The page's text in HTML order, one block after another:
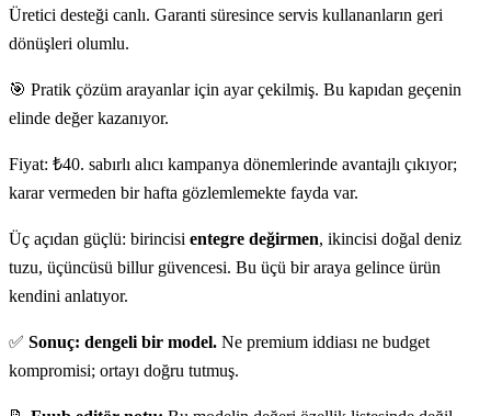
Üretici desteği canlı. Garanti süresince servis kullananların geri
dönüşleri olumlu.
🎯 Pratik çözüm arayanlar için ayar çekilmiş. Bu kapıdan geçenin
elinde değer kazanıyor.
Fiyat: ₺40. sabırlı alıcı kampanya dönemlerinde avantajlı çıkıyor;
karar vermeden bir hafta gözlemlemekte fayda var.
Üç açıdan güçlü: birincisi entegre değirmen, ikincisi doğal deniz
tuzu, üçüncüsü billur güvencesi. Bu üçü bir araya gelince ürün
kendini anlatıyor.
✅ Sonuç: dengeli bir model. Ne premium iddiası ne budget
kompromisi; ortayı doğru tutmuş.